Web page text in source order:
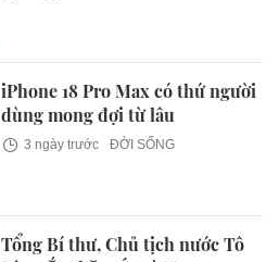
iPhone 18 Pro Max có thứ người
dùng mong đợi từ lâu
3 ngày trước ĐỜI SỐNG
Tổng Bí thư, Chủ tịch nước Tô